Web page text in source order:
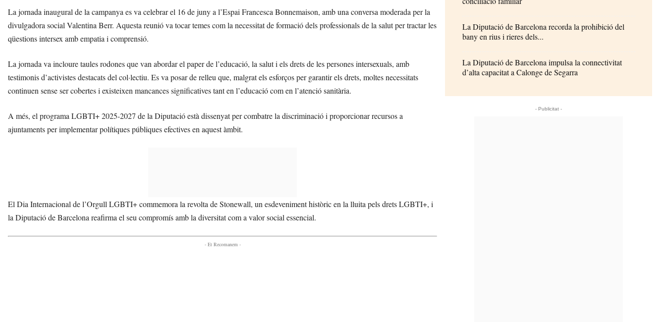
La jornada inaugural de la campanya es va celebrar el 16 de juny a l’Espai Francesca Bonnemaison, amb una conversa moderada per la
divulgadora social Valentina Berr. Aquesta reunió va tocar temes com la necessitat de formació dels professionals de la salut per tractar les
qüestions intersex amb empatia i comprensió.
La jornada va incloure taules rodones que van abordar el paper de l’educació, la salut i els drets de les persones intersexuals, amb
testimonis d’activistes destacats del col·lectiu. Es va posar de relleu que, malgrat els esforços per garantir els drets, moltes necessitats
continuen sense ser cobertes i existeixen mancances significatives tant en l’educació com en l’atenció sanitària.
A més, el programa LGBTI+ 2025-2027 de la Diputació està dissenyat per combatre la discriminació i proporcionar recursos a
ajuntaments per implementar polítiques públiques efectives en aquest àmbit.
El Dia Internacional de l’Orgull LGBTI+ commemora la revolta de Stonewall, un esdeveniment històric en la lluita pels drets LGBTI+, i
la Diputació de Barcelona reafirma el seu compromís amb la diversitat com a valor social essencial.
- Et Recomanem -
La Diputació de Barcelona recorda la prohibició del
bany en rius i rieres dels...
La Diputació de Barcelona impulsa la connectivitat
d’alta capacitat a Calonge de Segarra
- Publicitat -